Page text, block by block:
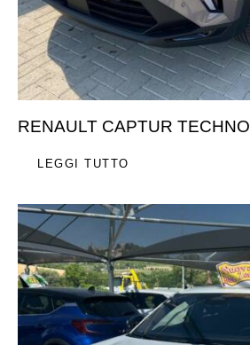
RENAULT CAPTUR TECHNO
LEGGI TUTTO